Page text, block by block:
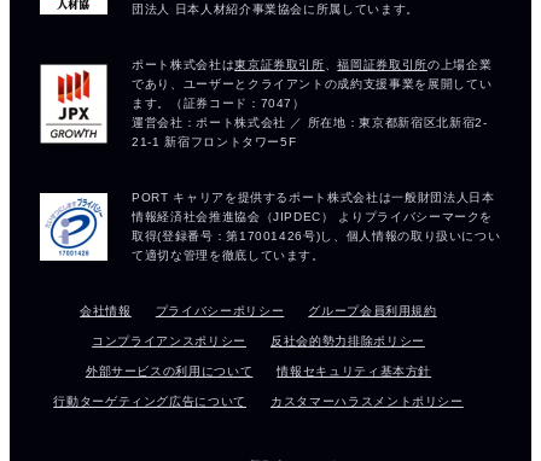
会社情報 プライバシーポリシー グループ会員利用規約
コンプライアンスポリシー 反社会的勢力排除ポリシー
外部サービスの利用について 情報セキュリティ基本方針
行動ターゲティング広告について カスタマーハラスメントポリシー